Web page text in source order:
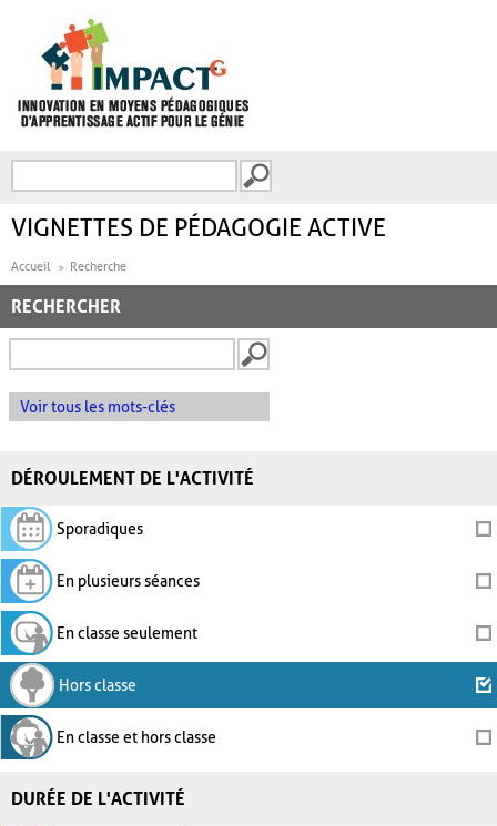
FORMULAIRE DE
VIGNETTES DE PÉDAGOGIE ACTIVE
Accueil Recherche
RECHERCHER
Voir tous les mots-clés
DÉROULEMENT DE L'ACTIVITÉ
Sporadiques
En plusieurs séances
En classe seulement
Hors classe
En classe et hors classe
DURÉE DE L'ACTIVITÉ